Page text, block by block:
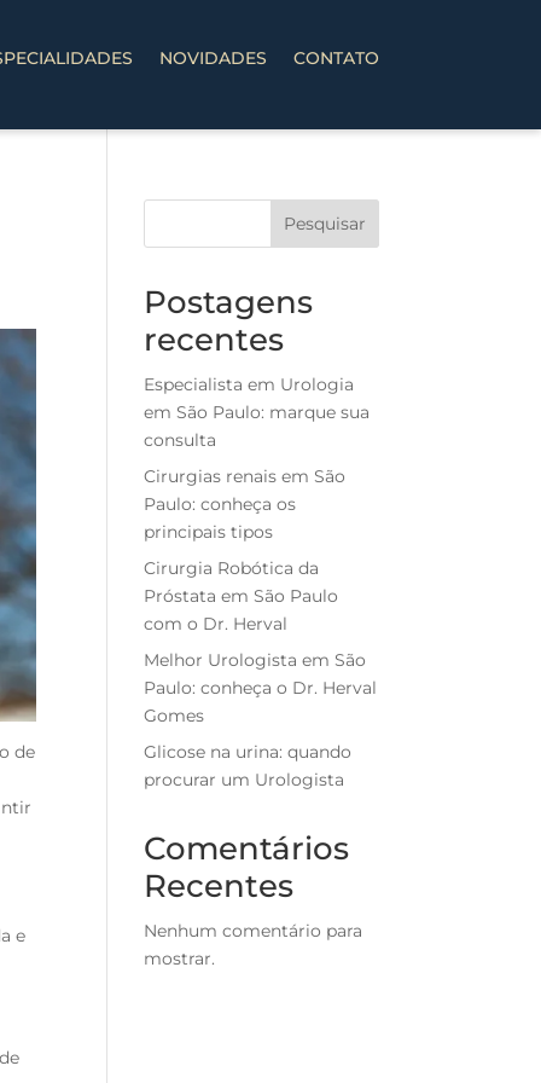
NOVIDADES CONTATO
de
e
Pesquisar
Postagens
recentes
Especialista em Urologia
em São Paulo: marque sua
consulta
Cirurgias renais em São
Paulo: conheça os
principais tipos
Cirurgia Robótica da
Próstata em São Paulo
com o Dr. Herval
Melhor Urologista em São
Paulo: conheça o Dr. Herval
Gomes
Glicose na urina: quando
procurar um Urologista
Comentários
Recentes
Nenhum comentário para
mostrar.